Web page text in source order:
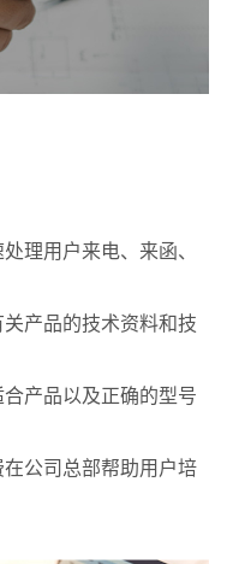
理用户来电、来函、
关产品的技术资料和技
产品以及正确的型号
在公司总部帮助用户培